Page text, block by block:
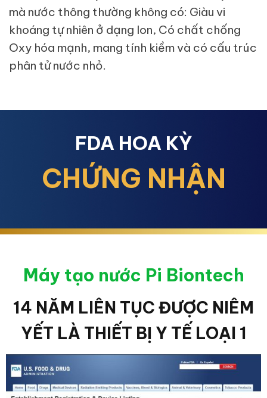
mà nước thông thường không có: Giàu vi
khoáng tự nhiên ở dạng Ion, Có chất chống
Oxy hóa mạnh, mang tính kiềm và có cấu trúc
phân tử nước nhỏ.
FDA HOA KỲ
CHỨNG NHẬN
Máy tạo nước Pi Biontech
14 NĂM LIÊN TỤC ĐƯỢC NIÊM
YẾT LÀ THIẾT BỊ Y TẾ LOẠI 1